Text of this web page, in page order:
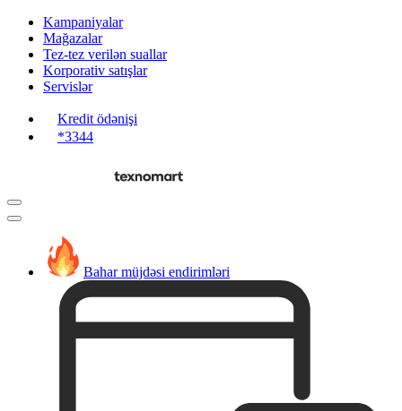
Kampaniyalar
Mağazalar
Tez-tez verilən suallar
Korporativ satışlar
Servislər
Kredit ödənişi
*3344
Bahar müjdəsi endirimləri